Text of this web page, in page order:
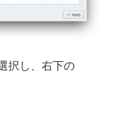
択し、右下の